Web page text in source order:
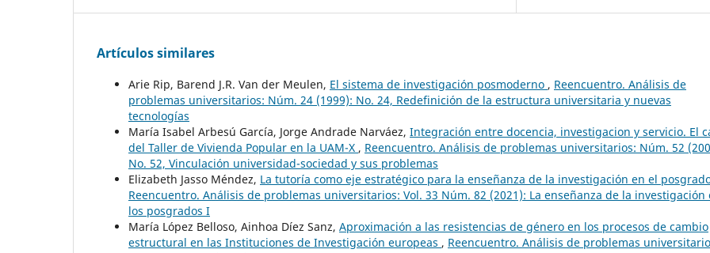
Artículos similares
Arie Rip, Barend J.R. Van der Meulen, El sistema de investigación posmoderno , Reencuentro. Análisis de
problemas universitarios: Núm. 24 (1999): No. 24, Redefinición de la estructura universitaria y nuevas
tecnologías
María Isabel Arbesú García, Jorge Andrade Narváez, Integración entre docencia, investigacion y servicio. El
del Taller de Vivienda Popular en la UAM-X , Reencuentro. Análisis de problemas universitarios: Núm. 52
No. 52, Vinculación universidad-sociedad y sus problemas
Elizabeth Jasso Méndez, La tutoría como eje estratégico para la enseñanza de la investigación en el
Reencuentro. Análisis de problemas universitarios: Vol. 33 Núm. 82 (2021): La enseñanza de la investigación
los posgrados I
María López Belloso, Ainhoa Díez Sanz, Aproximación a las resistencias de género en los procesos de cambio
estructural en las Instituciones de Investigación europeas , Reencuentro. Análisis de problemas